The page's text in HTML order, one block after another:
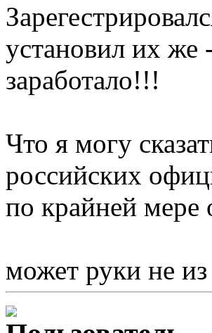
установил их же
заработало!!!
Что я могу
российских
по крайней мере
может руки не из